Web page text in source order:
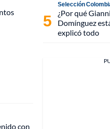
con
Selección
¿Por qué
Domínguez
explicó todo